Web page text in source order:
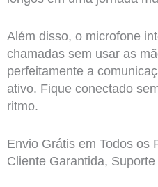
Além disso, o microfone
chamadas sem usar as
perfeitamente a
ativo. Fique conectado
ritmo.
Envio Grátis em Todos os
Cliente Garantida,